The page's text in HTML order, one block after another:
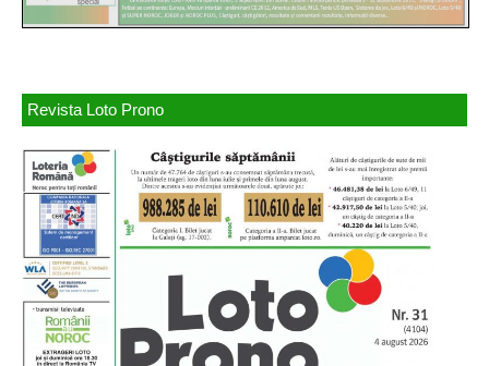
Revista Loto Prono